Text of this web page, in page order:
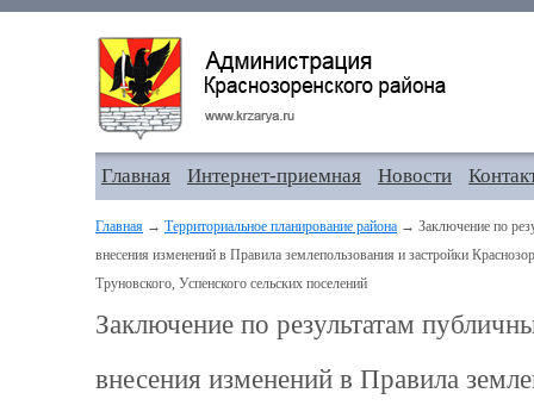
Главная Интернет-приемная Новости
Главная → Территориальное планирование района → Заключение по
внесения изменений в Правила землепользования и застройки
Труновского, Успенского сельских поселений
Заключение по результатам
внесения изменений в Правила